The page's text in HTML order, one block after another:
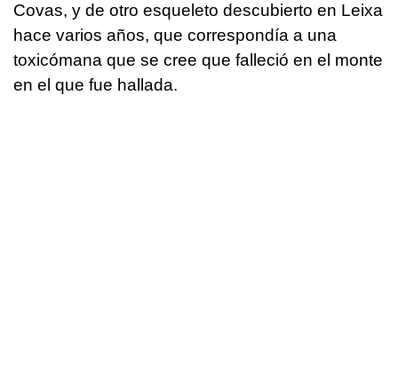
Covas, y de otro esqueleto descubierto en Leixa
hace varios años, que correspondía a una
toxicómana que se cree que falleció en el monte
en el que fue hallada.